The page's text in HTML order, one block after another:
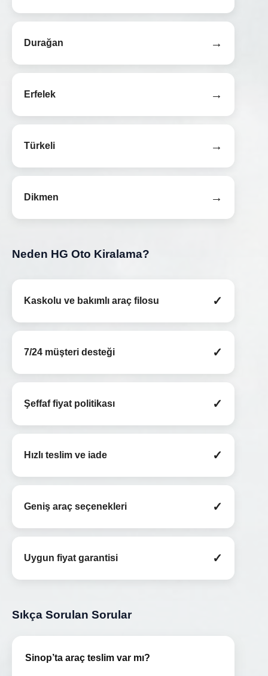
Durağan →
Erfelek →
Türkeli →
Dikmen →
Neden HG Oto Kiralama?
Kaskolu ve bakımlı araç filosu ✓
7/24 müşteri desteği ✓
Şeffaf fiyat politikası ✓
Hızlı teslim ve iade ✓
Geniş araç seçenekleri ✓
Uygun fiyat garantisi ✓
Sıkça Sorulan Sorular
Sinop’ta araç teslim var mı?